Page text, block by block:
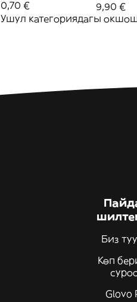
0,70 €
9,90 €
Ушул категориядагы
Биз
Көп
Glovo